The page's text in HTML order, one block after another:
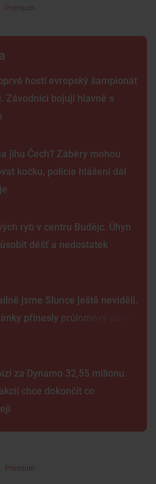
Premium
hostí evropský šampionát
Závodníci bojují hlavně s
jihu Čech? Záběry mohou
kočku, policie hlášení dál
ryb v centru Budějc. Úhyn
déšť a nedostatek
jsme Slunce ještě neviděli.
přinesly průlomový objev
za Dynamo 32,55 milionu.
chce dokončit co
Premium